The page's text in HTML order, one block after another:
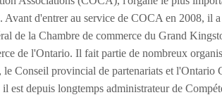
d'entrer au service de COCA en 2008, il a
de la Chambre de commerce du Grand
de l'Ontario. Il fait partie de nombreux
Conseil provincial de partenariats et l'Ontario
depuis longtemps administrateur de